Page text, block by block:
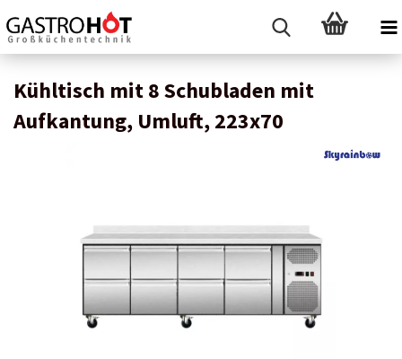
Kühltisch mit 8 Schubladen mit
Aufkantung, Umluft, 223x70